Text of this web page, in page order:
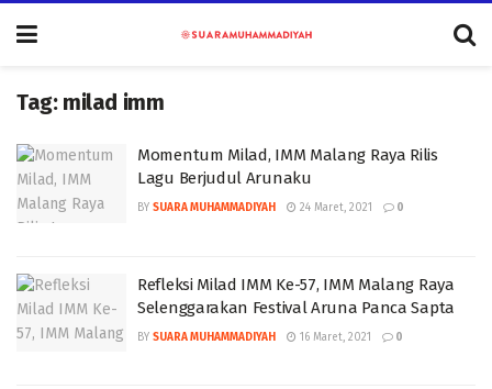
Tag: milad imm
Momentum Milad, IMM Malang Raya Rilis
Lagu Berjudul Arunaku
BY SUARA MUHAMMADIYAH 24 Maret, 2021 0
Refleksi Milad IMM Ke-57, IMM Malang Raya
Selenggarakan Festival Aruna Panca Sapta
BY SUARA MUHAMMADIYAH 16 Maret, 2021 0